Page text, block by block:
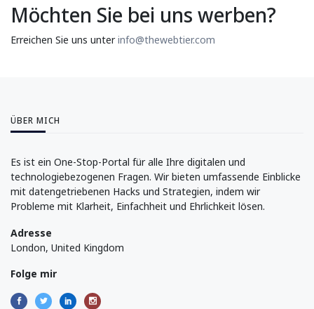
Möchten Sie bei uns werben?
Erreichen Sie uns unterinfo@thewebtier.com
ÜBER MICH
Es ist ein One-Stop-Portal für alle Ihre digitalen und
technologiebezogenen Fragen. Wir bieten umfassende Einblicke
mit datengetriebenen Hacks und Strategien, indem wir
Probleme mit Klarheit, Einfachheit und Ehrlichkeit lösen.
Adresse
London, United Kingdom
Folge mir